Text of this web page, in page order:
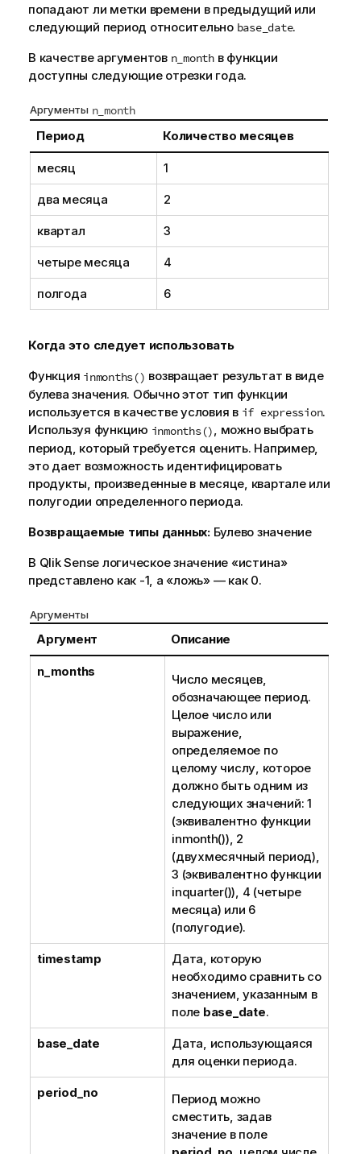
попадают ли метки времени в предыдущий или
следующий период относительно base_date.
В качестве аргументов n_monthв функции
доступны следующие отрезки года.
Аргументы n_month
Период Количество месяцев
месяц 1
два месяца 2
квартал 3
четыре месяца 4
полгода 6
Когда это следует использовать
Функция inmonths() возвращает результат в виде
булева значения. Обычно этот тип функции
используется в качестве условия в if expression.
Используя функцию inmonths(), можно выбрать
период, который требуется оценить. Например,
это дает возможность идентифицировать
продукты, произведенные в месяце, квартале или
полугодии определенного периода.
Возвращаемые типы данных: Булево значение
В Qlik Sense логическое значение «истина»
представлено как -1, а «ложь» — как 0.
Аргументы
Аргумент Описание
n_months
Число месяцев,
обозначающее период.
Целое число или
выражение,
определяемое по
целому числу, которое
должно быть одним из
следующих значений: 1
(эквивалентно функции
inmonth()), 2
(двухмесячный период),
3 (эквивалентно функции
inquarter()), 4 (четыре
месяца) или 6
(полугодие).
timestamp
Дата, которую
необходимо сравнить со
значением, указанным в
поле base_date.
base_date
Дата, использующаяся
для оценки периода.
period_no
Период можно
сместить, задав
значение в поле